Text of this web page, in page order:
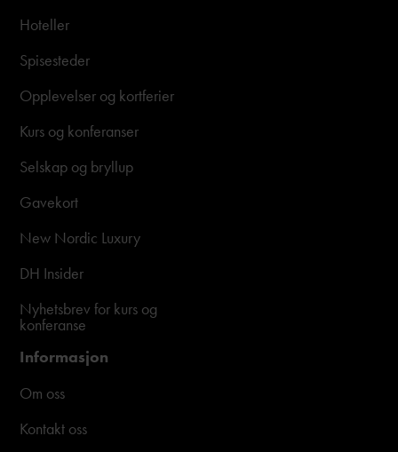
Hoteller
Spisesteder
Opplevelser og kortferier
Kurs og konferanser
Selskap og bryllup
Gavekort
New Nordic Luxury
DH Insider
Nyhetsbrev for kurs og
konferanse
Informasjon
Om oss
Kontakt oss